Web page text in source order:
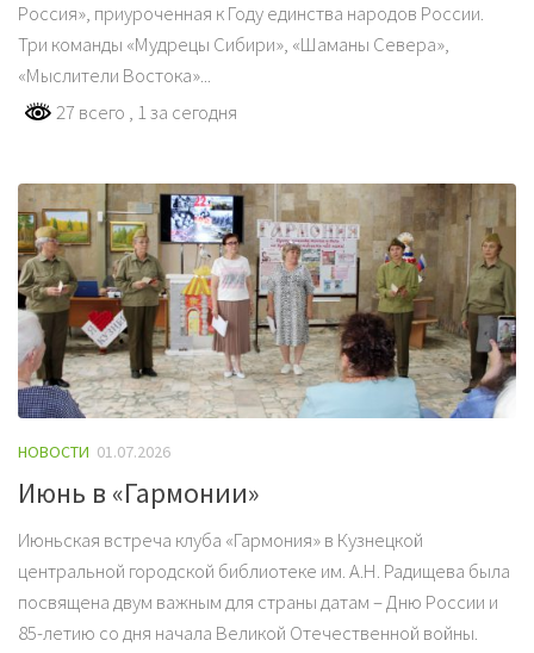
Россия», приуроченная к Году единства народов России.
Три команды «Мудрецы Сибири», «Шаманы Севера»,
«Мыслители Востока»...
27 всего , 1 за сегодня
НОВОСТИ 01.07.2026
Июнь в «Гармонии»
Июньская встреча клуба «Гармония» в Кузнецкой
центральной городской библиотеке им. А.Н. Радищева была
посвящена двум важным для страны датам – Дню России и
85-летию со дня начала Великой Отечественной войны.